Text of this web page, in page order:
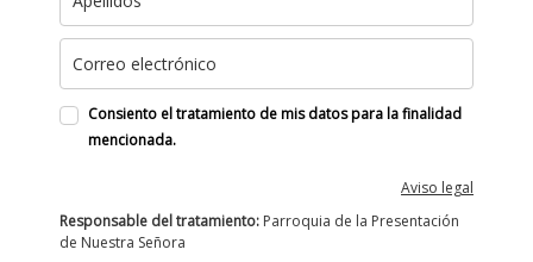
Consiento el tratamiento de mis datos para la finalidad
mencionada.
Aviso legal
Responsable del tratamiento: Parroquia de la Presentación
de Nuestra Señora